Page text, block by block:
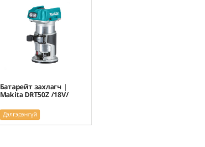
Батарейт захлагч |
Makita DRT50Z /18V/
Дэлгэрэнгүй